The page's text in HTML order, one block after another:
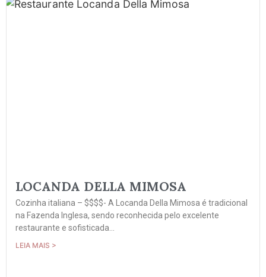
LOCANDA DELLA MIMOSA
Cozinha italiana – $$$$- A Locanda Della Mimosa é tradicional
na Fazenda Inglesa, sendo reconhecida pelo excelente
restaurante e sofisticada...
LEIA MAIS >